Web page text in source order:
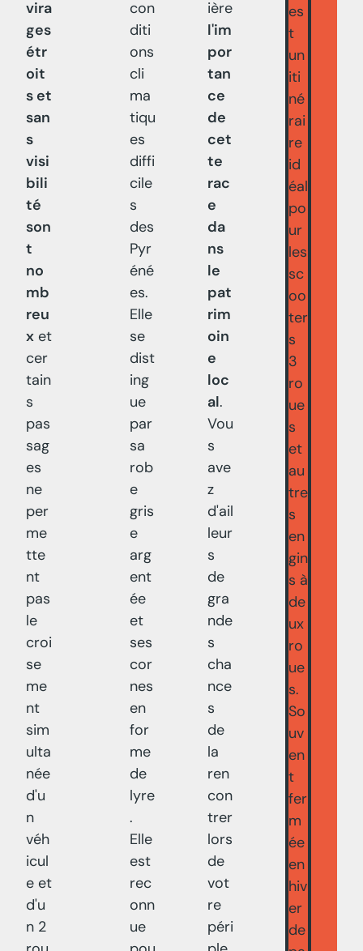
vira
ges
étr
oit
s et
san
s
visi
bili
té
son
t
no
mb
reu
x et
cer
tain
s
pas
sag
es
ne
per
me
tte
nt
pas
le
croi
se
me
nt
sim
ulta
née
d'u
n
véh
icul
e et
d'u
n 2
con
diti
ons
cli
ma
tiqu
es
diffi
cile
s
des
Pyr
éné
es.
Elle
se
dist
ing
ue
par
sa
rob
e
gris
e
arg
ent
ée
et
ses
cor
nes
en
for
me
de
lyre
.
Elle
est
rec
onn
ue
ière
l'im
por
tan
ce
de
cet
te
rac
e
da
ns
le
pat
rim
oin
e
loc
al.
Vou
s
ave
z
d'ail
leur
s
de
gra
nde
s
cha
nce
s
de
la
ren
con
trer
lors
de
vot
re
péri
es
t
un
iti
né
rai
re
id
éal
po
ur
les
sc
oo
ter
s
3
ro
ue
s
et
au
tre
s
en
gin
s à
de
ux
ro
ue
s.
So
uv
en
t
fer
m
ée
en
hiv
er
de